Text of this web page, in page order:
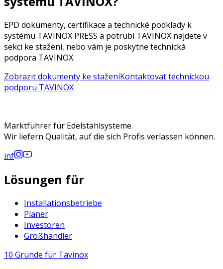
EPD dokumenty, certifikace a technické podklady k
systému TAVINOX PRESS a potrubí TAVINOX najdete v
sekci ke stažení, nebo vám je poskytne technická
podpora TAVINOX.
Zobrazit dokumenty ke staženíKontaktovat technickou
podporu TAVINOX
Marktführer für Edelstahlsysteme.
Wir liefern Qualität, auf die sich Profis verlassen können.
inf
Lösungen für
Installationsbetriebe
Planer
Investoren
Großhändler
10 Gründe für Tavinox